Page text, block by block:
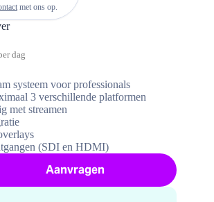
met ons op.
dag
systeem voor professionals
3 verschillende platformen
met streamen
(SDI en HDMI)
Aanvragen